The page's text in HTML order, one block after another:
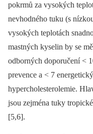
pokrmů za vysokých
nevhodného tuku (s
vysokých teplotách
mastných kyselin by se
odborných doporučení <
prevence a < 7
hypercholesterolemie.
jsou zejména tuky
[5,6].